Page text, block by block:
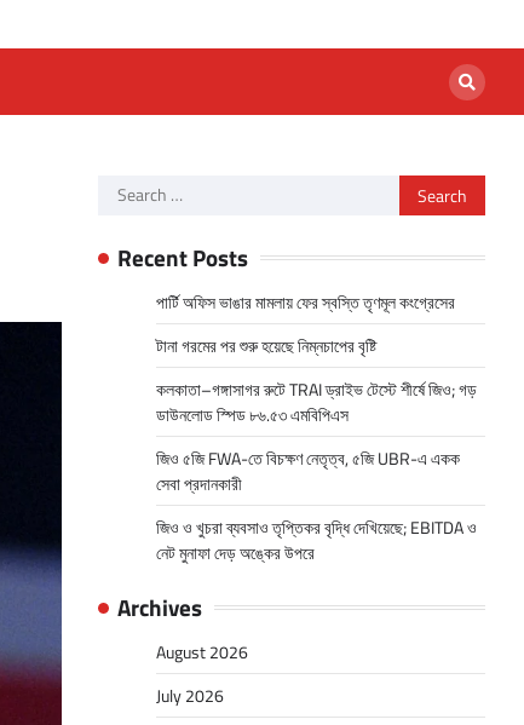
Search
Recent Posts
পার্টি অফিস ভাঙার মামলায় ফের স্বস্তি তৃণমূল কংগ্রেসের
টানা গরমের পর শুরু হয়েছে নিম্নচাপের বৃষ্টি
কলকাতা–গঙ্গাসাগর রুটে TRAI ড্রাইভ টেস্টে শীর্ষে জিও; গড়
ডাউনলোড স্পিড ৮৬.৫৩ এমবিপিএস
জিও ৫জি FWA-তে বিচক্ষণ নেতৃত্ব, ৫জি UBR-এ একক
সেবা প্রদানকারী
জিও ও খুচরা ব্যবসাও তৃপ্তিকর বৃদ্ধি দেখিয়েছে; EBITDA ও
নেট মুনাফা দেড় অঙ্কের উপরে
Archives
August 2026
July 2026